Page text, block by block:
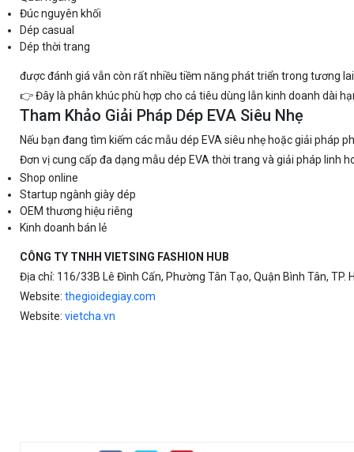
Đúc nguyên khối
Dép casual
Dép thời trang
được đánh giá vẫn còn rất nhiều tiềm năng phát triển trong tương
👉 Đây là phân khúc phù hợp cho cả tiêu dùng lẫn kinh doanh dài
Tham Khảo Giải Pháp Dép EVA Siêu Nhẹ
Nếu bạn đang tìm kiếm các mẫu dép EVA siêu nhẹ hoặc giải pháp
Đơn vị cung cấp đa dạng mẫu dép EVA thời trang và giải pháp linh
Shop online
Startup ngành giày dép
OEM thương hiệu riêng
Kinh doanh bán lẻ
CÔNG TY TNHH VIETSING FASHION HUB
Địa chỉ: 116/33B Lê Đình Cấn, Phường Tân Tạo, Quận Bình Tân, TP.
Website: thegioidegiay.com
Website: vietcha.vn